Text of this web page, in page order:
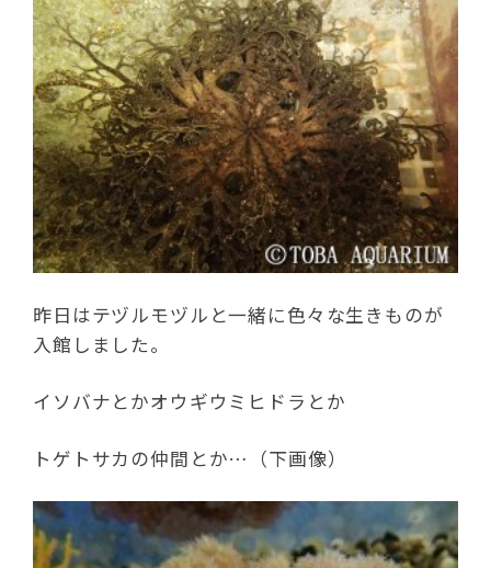
昨日はテヅルモヅルと一緒に色々な生きものが
入館しました。
イソバナとかオウギウミヒドラとか
トゲトサカの仲間とか…（下画像）